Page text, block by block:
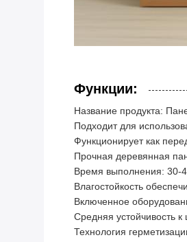
Функции:
Название продукта:
Подходит для
Функционирует как
Прочная деревянная
Время выполнения: 30-
Влагостойкость
Включенное
Средняя устойчивость
Технология